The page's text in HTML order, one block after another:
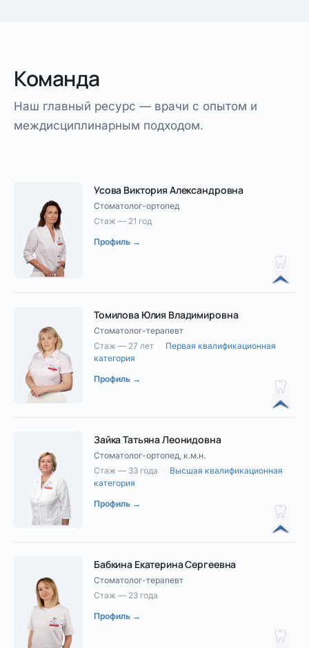
Команда
Наш главный ресурс — врачи с опытом и
междисциплинарным подходом.
Усова Виктория Александровна
Стоматолог-ортопед
Стаж — 21 год
Профиль →
Томилова Юлия Владимировна
Стоматолог-терапевт
Стаж — 27 лет · Первая квалификационная
категория
Профиль →
Зайка Татьяна Леонидовна
Стоматолог-ортопед, к.м.н.
Стаж — 33 года · Высшая квалификационная
категория
Профиль →
Бабкина Екатерина Сергеевна
Стоматолог-терапевт
Стаж — 23 года
Профиль →